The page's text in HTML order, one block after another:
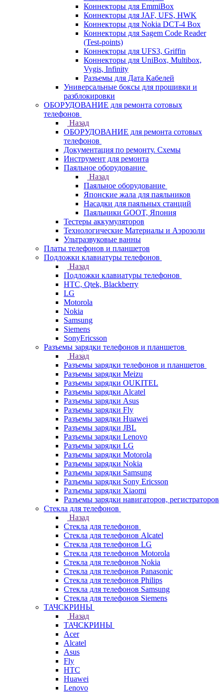
Коннекторы для EmmiBox
Коннекторы для JAF, UFS, HWK
Коннекторы для Nokia DCT-4 Box
Коннекторы для Sagem Code Reader
(Test-points)
Коннекторы для UFS3, Griffin
Коннекторы для UniBox, Multibox,
Vygis, Infinity
Разъемы для Дата Кабелей
Универсальные боксы для прошивки и
разблокировки
ОБОРУДОВАНИЕ для ремонта сотовых
телефонов
Назад
ОБОРУДОВАНИЕ для ремонта сотовых
телефонов
Документация по ремонту. Схемы
Инструмент для ремонта
Паяльное оборудование
Назад
Паяльное оборудование
Японские жала для паяльников
Насадки для паяльных станций
Паяльники GOOT, Япония
Тестеры аккумуляторов
Технологические Материалы и Аэрозоли
Ультразвуковые ванны
Платы телефонов и планшетов
Подложки клавиатуры телефонов
Назад
Подложки клавиатуры телефонов
HTC, Qtek, Blackberry
LG
Motorola
Nokia
Samsung
Siemens
SonyEricsson
Разъемы зарядки телефонов и планшетов
Назад
Разъемы зарядки телефонов и планшетов
Разъемы зарядки Meizu
Разъемы зарядки OUKITEL
Разъемы зарядки Alcatel
Разъемы зарядки Asus
Разъемы зарядки Fly
Разъемы зарядки Huawei
Разъемы зарядки JBL
Разъемы зарядки Lenovo
Разъемы зарядки LG
Разъемы зарядки Motorola
Разъемы зарядки Nokia
Разъемы зарядки Samsung
Разъемы зарядки Sony Ericsson
Разъемы зарядки Xiaomi
Разъемы зарядки навигаторов, регистраторов
Стекла для телефонов
Назад
Стекла для телефонов
Стекла для телефонов Alcatel
Стекла для телефонов LG
Стекла для телефонов Motorola
Стекла для телефонов Nokia
Стекла для телефонов Panasonic
Стекла для телефонов Philips
Стекла для телефонов Samsung
Стекла для телефонов Siemens
ТАЧСКРИНЫ
Назад
ТАЧСКРИНЫ
Acer
Alcatel
Asus
Fly
HTC
Huawei
Lenovo